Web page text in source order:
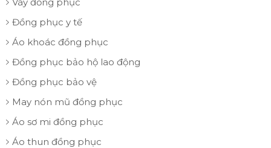
Đồng phục y tế
Áo khoác đồng phục
Đồng phục bảo hộ lao động
Đồng phục bảo vệ
May nón mũ đồng phục
Áo sơ mi đồng phục
Áo thun đồng phục